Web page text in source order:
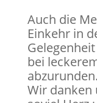
Auch die
Einkehr in
bei
abzurunden.
Wir danken